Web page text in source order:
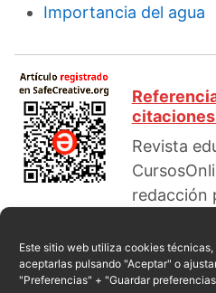
Este sitio web utiliza cookies
aceptarlas pulsando "Aceptar" o
"Preferencias" + "Guardar
Importancia del agua
citaciones
Revista
redacción
Escrito por:Javier García.
2026, desde el sitio web: